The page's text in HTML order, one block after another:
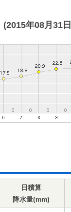
(2015年08月31
日積算
降水量(mm)